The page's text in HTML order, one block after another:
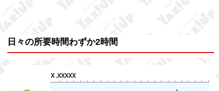
日々の所要時間わずか2時間